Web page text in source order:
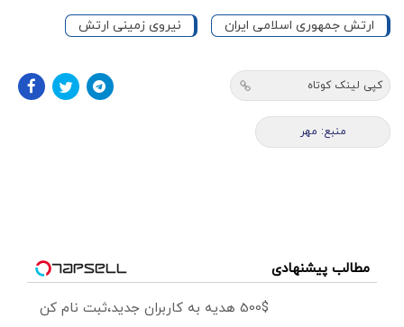
ارتش جمهوری اسلامی ایران نیروی زمینی ارتش
کپی لینک کوتاه
منبع: مهر
مطالب پیشنهادی
500$ هدیه به کاربران جدید،ثبت نام کن